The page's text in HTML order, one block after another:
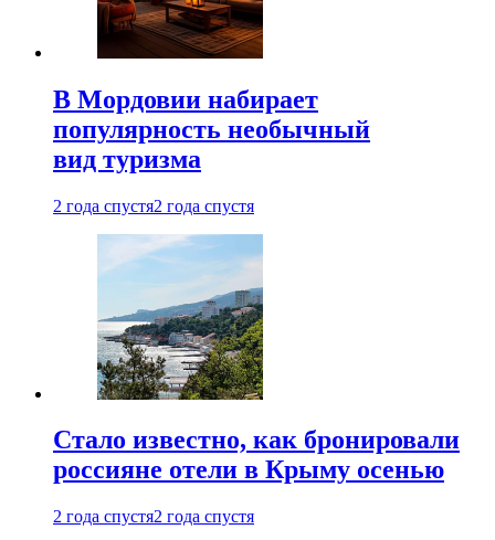
В Мордовии набирает
популярность необычный
вид туризма
2 года спустя2 года спустя
Стало известно, как бронировали
россияне отели в Крыму осенью
2 года спустя2 года спустя